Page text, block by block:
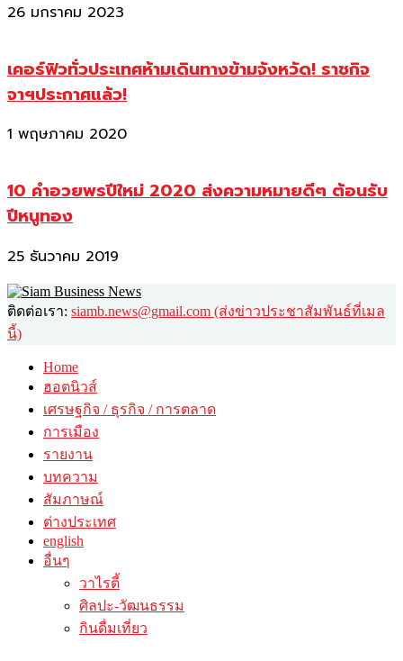
26 มกราคม 2023
เคอร์ฟิวทั่วประเทศห้ามเดินทางข้ามจังหวัด! ราชกิจ
จาฯประกาศแล้ว!
1 พฤษภาคม 2020
10 คำอวยพรปีใหม่ 2020 ส่งความหมายดีๆ ต้อนรับ
ปีหนูทอง
25 ธันวาคม 2019
ติดต่อเรา: siamb.news@gmail.com (ส่งข่าวประชาสัมพันธ์ที่เมล
นี้)
Home
ฮอตนิวส์
เศรษฐกิจ / ธุรกิจ / การตลาด
การเมือง
รายงาน
บทความ
สัมภาษณ์
ต่างประเทศ
english
อื่นๆ
วาไรตี้
ศิลปะ-วัฒนธรรม
กินดื่มเที่ยว